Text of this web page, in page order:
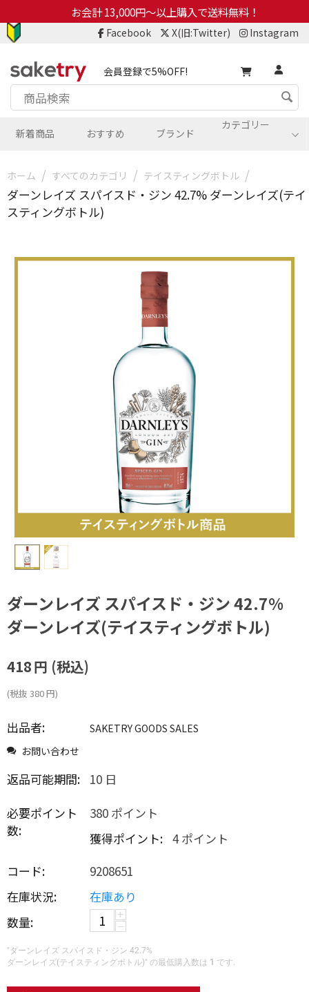
お会計 13,000円～以上購入で送料無料！
Facebook X(旧:Twitter) Instagram
会員登録で5%OFF!
カテゴリー
新着商品 おすすめ ブランド
ホーム / すべてのカテゴリ / テイスティングボトル /
ダーンレイズ スパイスド・ジン 42.7% ダーンレイズ(テイ
スティングボトル)
ダーンレイズ スパイスド・ジン 42.7%
ダーンレイズ(テイスティングボトル)
418円 (税込)
(税抜 380円)
出品者:
SAKETRY GOODS SALES
お問い合わせ
返品可能期間: 10 日
必要ポイント
数:
380 ポイント
獲得ポイント: 4 ポイント
コード:
9208651
在庫状況:
在庫あり
数量:
+
−
"ダーンレイズ スパイスド・ジン 42.7%
ダーンレイズ(テイスティングボトル)" の最低購入数は 1 です.